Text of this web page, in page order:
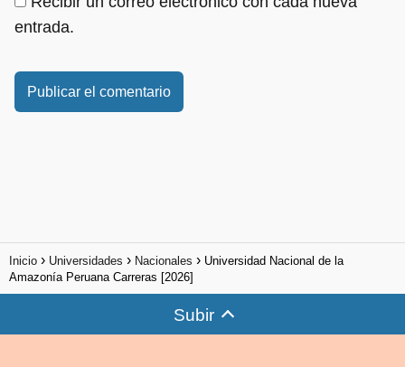
entrada.
Inicio Universidades Nacionales
Universidad Nacional de la
Amazonía Peruana Carreras [2026]
Subir